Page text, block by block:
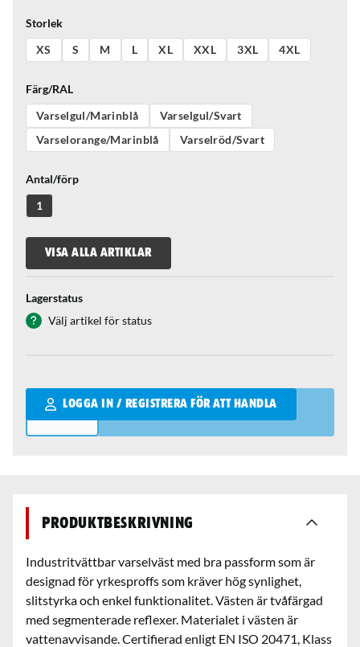
Storlek
XS
S M L XL XXL 3XL 4XL
Färg/RAL
Varselgul/Marinblå
Varselgul/Svart
Varselorange/Marinblå
Varselröd/Svart
Antal/förp
1
VISA ALLA ARTIKLAR
Lagerstatus
Välj artikel för status
LOGGA IN / REGISTRERA FÖR ATT HANDLA
Qantity
Produktbeskrivning
Industritvättbar varselväst med bra passform som är
designad för yrkesproffs som kräver hög synlighet,
slitstyrka och enkel funktionalitet. Västen är tvåfärgad
med segmenterade reflexer. Materialet i västen är
vattenavvisande. Certifierad enligt EN ISO 20471, Klass